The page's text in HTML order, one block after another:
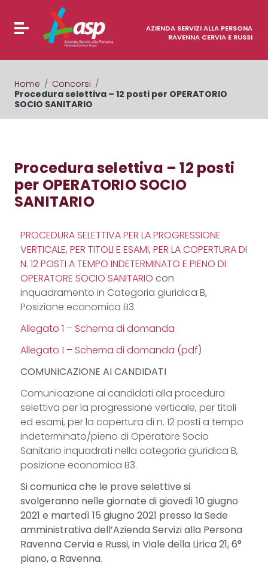
Vai ai contenuti
Vai al menu di navigazione
Vai al footer
Attiva / disattiva la navigazioneAZIENDA SERVIZI ALLA PERSONA
RAVENNA CERVIA E RUSSI
Home / Concorsi /
Procedura selettiva – 12 posti per OPERATORIO
SOCIO SANITARIO
Procedura selettiva – 12 posti
per OPERATORIO SOCIO
SANITARIO
PROCEDURA SELETTIVA PER LA PROGRESSIONE
VERTICALE, PER TITOLI E ESAMI, PER LA COPERTURA DI
N. 12 POSTI A TEMPO INDETERMINATO E PIENO DI
OPERATORE SOCIO SANITARIO con
inquadramento in Categoria giuridica B,
Posizione economica B3.
Allegato 1 – Schema di domanda
Allegato 1 – Schema di domanda (pdf)
COMUNICAZIONE AI CANDIDATI
Comunicazione ai candidati alla procedura
selettiva per la progressione verticale, per titoli
ed esami, per la copertura di n. 12 posti a tempo
indeterminato/pieno di Operatore Socio
Sanitario inquadrati nella categoria giuridica B,
posizione economica B3.
Si comunica che le prove selettive si
svolgeranno nelle giornate di giovedì 10 giugno
2021 e martedì 15 giugno 2021 presso la Sede
amministrativa dell’Azienda Servizi alla Persona
Ravenna Cervia e Russi, in Viale della Lirica 21, 6°
piano, a Ravenna.